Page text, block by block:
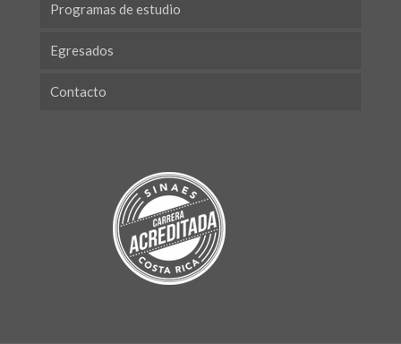
Programas de estudio
Egresados
Contacto